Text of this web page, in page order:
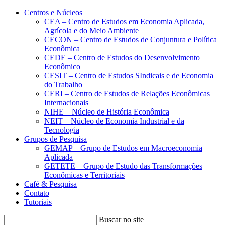
Conteúdo principal Menu principal
Centros e Núcleos
CEA – Centro de Estudos em Economia Aplicada,
Agrícola e do Meio Ambiente
CECON – Centro de Estudos de Conjuntura e Política
Econômica
CEDE – Centro de Estudos do Desenvolvimento
Econômico
CESIT – Centro de Estudos SIndicais e de Economia
do Trabalho
CERI – Centro de Estudos de Relações Econômicas
Internacionais
NIHE – Núcleo de História Econômica
NEIT – Núcleo de Economia Industrial e da
Tecnologia
Grupos de Pesquisa
GEMAP – Grupo de Estudos em Macroeconomia
Aplicada
GETETE – Grupo de Estudo das Transformações
Econômicas e Territoriais
Café & Pesquisa
Contato
Tutoriais
Buscar no site